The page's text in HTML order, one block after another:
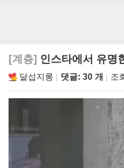
[계층] 인스타에서 유명
달섭지롱 댓글: 30 개 조